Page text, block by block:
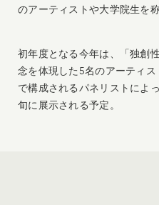
のアーティストや大学院生を
初年度となる今年は、「独創
念を体現した5名のアーティ
で構成されるパネリストによ
旬に展示される予定。